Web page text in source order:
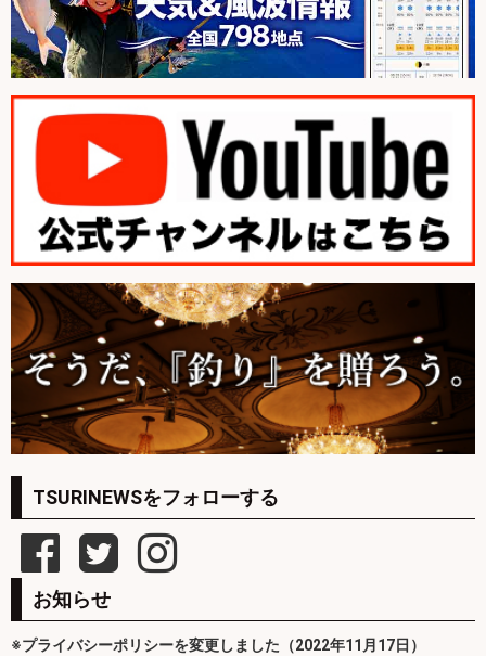
TSURINEWSをフォローする
お知らせ
※プライバシーポリシーを変更しました（2022年11月17日）